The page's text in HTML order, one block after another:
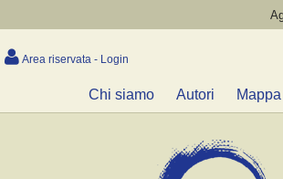
Area riservata - Login
Chi siamo Autori Mappa